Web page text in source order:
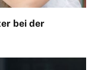
bei der